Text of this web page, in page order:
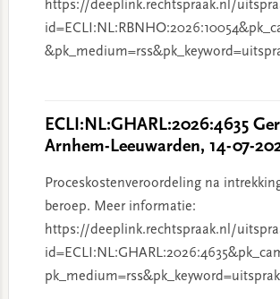
https://deeplink.rechtspraak.nl/
ECLI:NL:GHARL:2026:4635
Arnhem-Leeuwarden, 14-07-
Proceskostenveroordeling na
beroep. Meer informatie:
https://deeplink.rechtspraak.nl/